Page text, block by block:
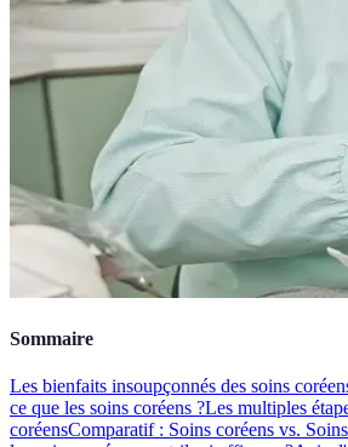
Sommaire
Les bienfaits insoupçonnés des soins
ce que les soins coréens ?Les multiples
coréensComparatif : Soins coréens vs.